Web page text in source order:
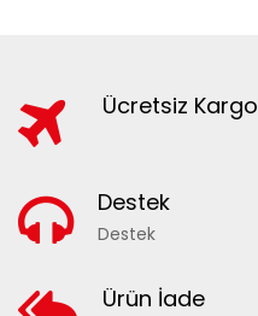
Ücretsiz Kargo
Destek
Destek
Ürün İade